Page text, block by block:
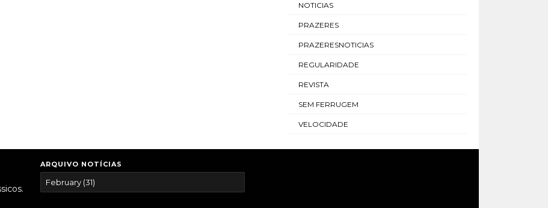
NOTICIAS
PRAZERES
PRAZERESNOTICIAS
REGULARIDADE
REVISTA
SEM FERRUGEM
VELOCIDADE
ARQUIVO NOTÍCIAS